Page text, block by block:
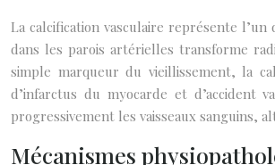
La calcification vasculaire représente
dans les parois artérielles transforme
simple marqueur du vieillissement, la
d’infarctus du myocarde et d’accident
progressivement les vaisseaux sanguins,
Mécanismes